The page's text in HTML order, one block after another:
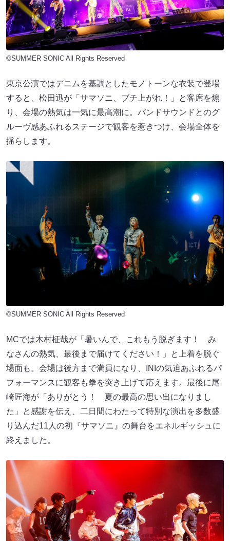
©SUMMER SONIC All Rights Reserved
東京公演ではデニムを基調としたモノトーンな衣装で登場
すると、松田迅が「サマソニ、ブチ上がれ！」と客席を煽
り、会場の熱気は一気に最高潮に。バンドサウンドとのグ
ルーヴ感あふれるステージで観客を惹きつけ、会場全体を
揺らします。
©SUMMER SONIC All Rights Reserved
MCでは木村柾哉が「暑いんで、これもう脱ぎます！ み
なさんの熱気、最後まで届けてください！」と上着を脱ぐ
場面も。会場は後方まで満員になり、INIの気迫あふれるパ
フォーマンスに観客も拳を突き上げて応えます。最後に尾
崎匠海が「ありがとう！ 夏の最高の思い出になりまし
た」と感謝を伝え、二日間にわたって特別な演出を多数盛
り込んだ11人の初『サマソニ』の舞台をエネルギッシュに
終えました。